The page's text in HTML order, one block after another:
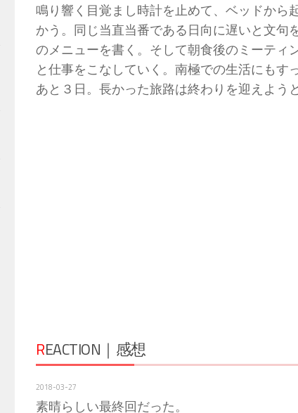
鳴り響く目覚まし時計を止めて、ベッドから
かう。同じ当直当番である日向に遅いと文句
のメニューを書く。そして朝食後のミーティ
と仕事をこなしていく。南極での生活にも
あと３日。長かった旅路は終わりを迎えよう
REACTION｜感想
2018-03-27
素晴らしい最終回だった。